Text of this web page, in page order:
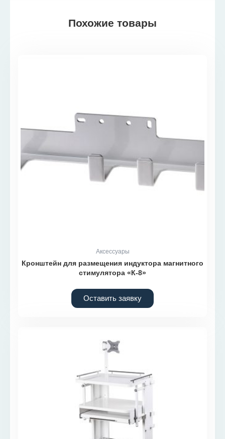
Похожие товары
Аксессуары
Кронштейн для размещения индуктора магнитного
стимулятора «К-8»
Оставить заявку